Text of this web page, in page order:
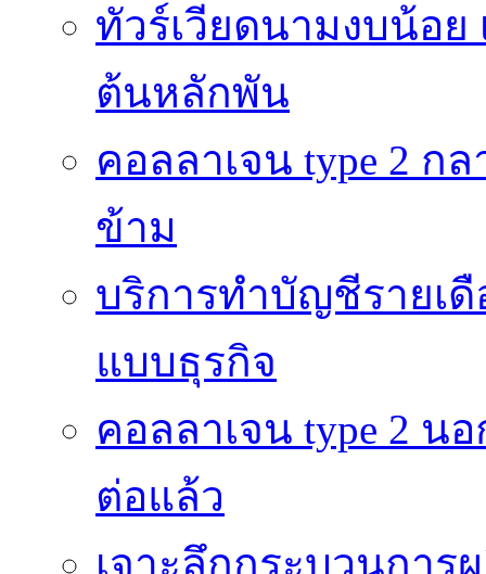
ทัวร์เวียดนามงบน้อ
ต้นหลักพัน
คอลลาเจน type 2 ก
ข้าม
บริการทำบัญชีรายเ
แบบธุรกิจ
คอลลาเจน type 2
ต่อแล้ว
เจาะลึกกระบวนการ